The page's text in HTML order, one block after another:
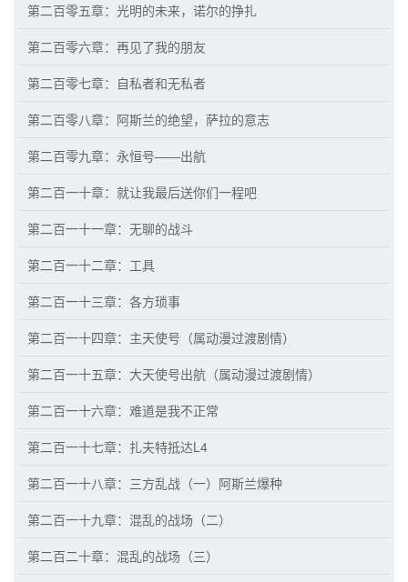
第二百零五章：光明的未来，诺尔的挣扎
第二百零六章：再见了我的朋友
第二百零七章：自私者和无私者
第二百零八章：阿斯兰的绝望，萨拉的意志
第二百零九章：永恒号——出航
第二百一十章：就让我最后送你们一程吧
第二百一十一章：无聊的战斗
第二百一十二章：工具
第二百一十三章：各方琐事
第二百一十四章：主天使号（属动漫过渡剧情）
第二百一十五章：大天使号出航（属动漫过渡剧情）
第二百一十六章：难道是我不正常
第二百一十七章：扎夫特抵达L4
第二百一十八章：三方乱战（一）阿斯兰爆种
第二百一十九章：混乱的战场（二）
第二百二十章：混乱的战场（三）